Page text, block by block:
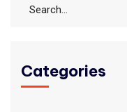
Categories